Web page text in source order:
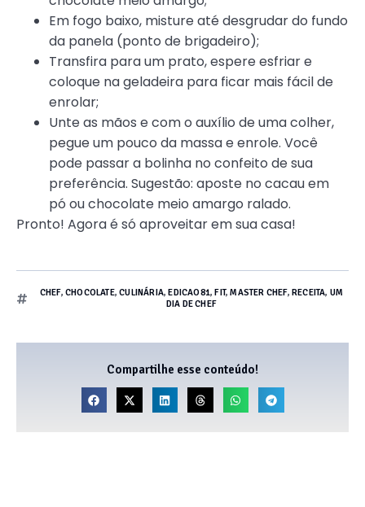
Em fogo baixo, misture até desgrudar do fundo
da panela (ponto de brigadeiro);
Transfira para um prato, espere esfriar e
coloque na geladeira para ficar mais fácil de
enrolar;
Unte as mãos e com o auxílio de uma colher,
pegue um pouco da massa e enrole. Você
pode passar a bolinha no confeito de sua
preferência. Sugestão: aposte no cacau em
pó ou chocolate meio amargo ralado.
Pronto! Agora é só aproveitar em sua casa!
CHEF, CHOCOLATE,CULINÁRIA,EDICAO81,FIT,MASTER CHEF,RECEITA, UM
DIA DE CHEF
Compartilhe esse conteúdo!